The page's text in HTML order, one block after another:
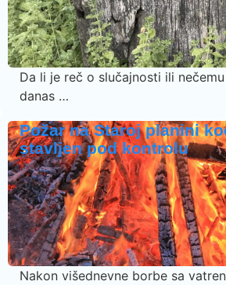
Da li je reč o slučajnosti ili
danas …
Požar na Staroj planini
stavljen pod kontrolu
Nakon višednevne borbe sa